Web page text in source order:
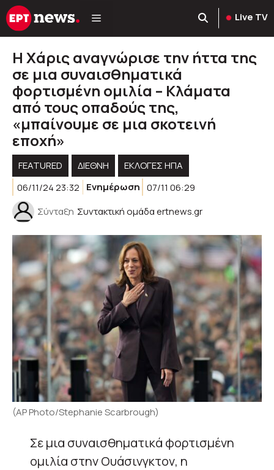
Μετάβαση
σε
Live TV
Η Χάρις αναγνώρισε την ήττα της
σε μια συναισθηματικά
φορτισμένη ομιλία – Κλάματα
από τους οπαδούς της,
«μπαίνουμε σε μια σκοτεινή
εποχή»
FEATURED ΔΙΕΘΝΗ
ΕΚΛΟΓΈΣ ΗΠΑ
06/11/24 23:32
Ενημέρωση 07/11 06:29
Σύνταξη Συντακτική ομάδα ertnews.gr
(AP Photo/Stephanie Scarbrough)
Σε μια συναισθηματικά φορτισμένη
ομιλία στην Ουάσινγκτον, η